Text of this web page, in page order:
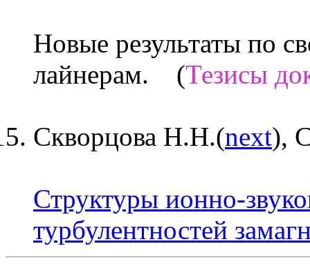
Новые результаты по
лайнерам. (Тезисы
Скворцова Н.Н.(next),
Структуры ионно-
турбулентностей